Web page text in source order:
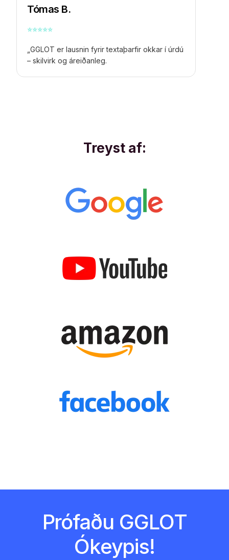
Tómas B.
⭐⭐⭐⭐⭐
„GGLOT er lausnin fyrir textaþarfir okkar í úrdú
– skilvirk og áreiðanleg.
Treyst af:
Prófaðu GGLOT
Ókeypis!